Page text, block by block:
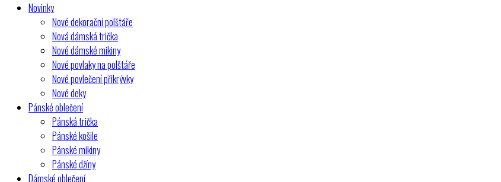
Novinky
Nové dekorační polštáře
Nová dámská trička
Nové dámské mikiny
Nové povlaky na polštáře
Nové povlečení přikrývky
Nové deky
Pánské oblečení
Pánská trička
Pánské košile
Pánské mikiny
Pánské džíny
Dámské oblečení